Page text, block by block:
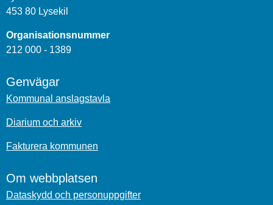
453 80 Lysekil
Organisationsnummer
212 000 - 1389
Genvägar
Kommunal anslagstavla
Diarium och arkiv
Fakturera kommunen
Om webbplatsen
Dataskydd och personuppgifter